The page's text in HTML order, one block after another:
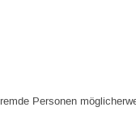
Personen